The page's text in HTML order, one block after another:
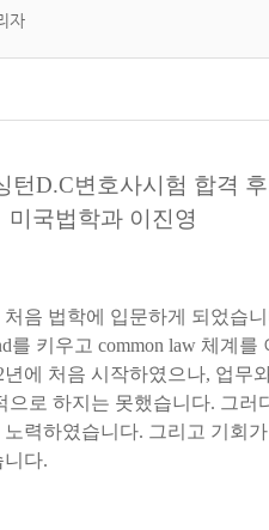
자
턴D.C변호사시험 합격
미국법학과 이진영
처음 법학에 입문하게 되었습
를 키우고 common law 체계를
년에 처음 시작하였으나, 업무
으로 하지는 못했습니다. 그러
노력하였습니다. 그리고 기회가
니다.